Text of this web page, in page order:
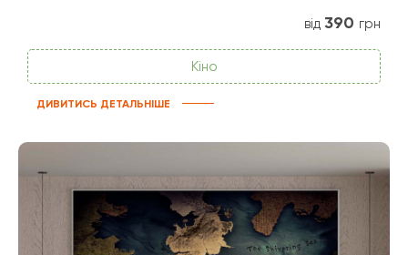
від 390 грн
Кіно
ДИВИТИСЬ ДЕТАЛЬНІШЕ